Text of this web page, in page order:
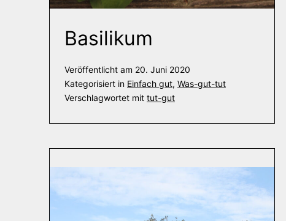
Basilikum
Veröffentlicht am 20. Juni 2020
Kategorisiert in Einfach gut, Was-gut-tut
Verschlagwortet mit tut-gut